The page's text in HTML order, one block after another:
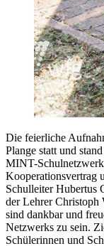
Die feierliche
Plange statt und
MINT-
Kooperationsvertrag
Schulleiter Hubertus
der Lehrer Christoph
sind dankbar und
Netzwerks zu sein.
Schülerinnen und